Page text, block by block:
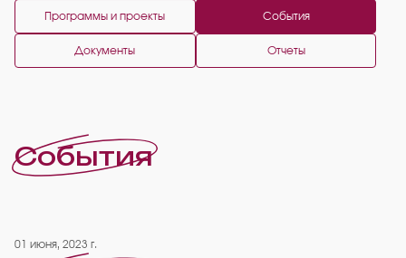
Программы и проекты События
Документы Отчеты
События
01 июня, 2023 г.